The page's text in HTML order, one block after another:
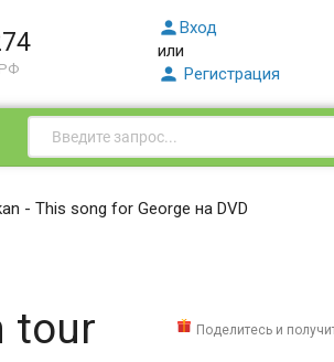
Вход
или
 Регистрация
- This song for George на DVD
Поделитесь и
tour